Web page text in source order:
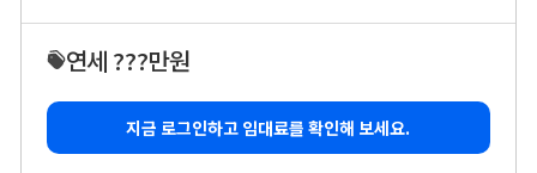
연세 ???만원
지금 로그인하고 임대료를 확인해 보세요.